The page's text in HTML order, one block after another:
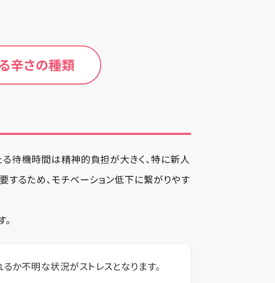
辛さの種類
待機時間は精神的負担が大きく、特に新人
するため、モチベーション低下に繋がりやす
か不明な状況がストレスとなります。